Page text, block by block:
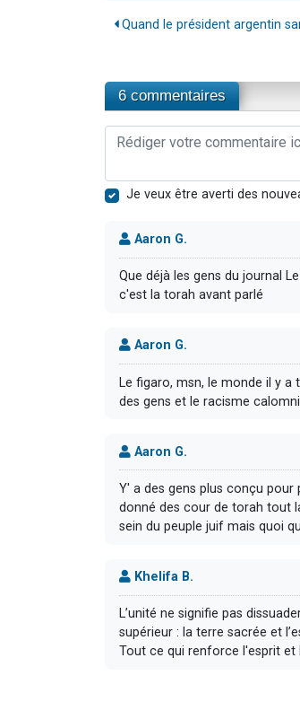
Quand le président argentin
6 commentaires
Je veux être averti des
Aaron G.
Que déjà les gens du journal
c'est la torah avant parlé
Aaron G.
Le figaro, msn, le monde il y
des gens et le racisme
Aaron G.
Y' a des gens plus conçu
donné des cour de torah tout
sein du peuple juif mais quoi
Khelifa B.
L’unité ne signifie pas
supérieur : la terre sacrée et
Tout ce qui renforce l'esprit et